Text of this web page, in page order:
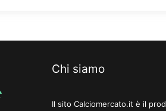
Chi siamo
Il sito Calciomercato.it è il